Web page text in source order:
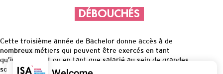
DÉBOUCHÉS
Cette troisième année de Bachelor donne accès à de
nombreux métiers qui peuvent être exercés en tant
qu’indépendant ou en tant que salarié au sein de grandes
sociétés ou groupes de production, mais aussi au sein de